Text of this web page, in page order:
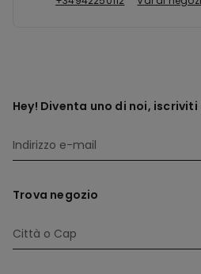
Hey! Diventa uno di noi,
Trova negozio